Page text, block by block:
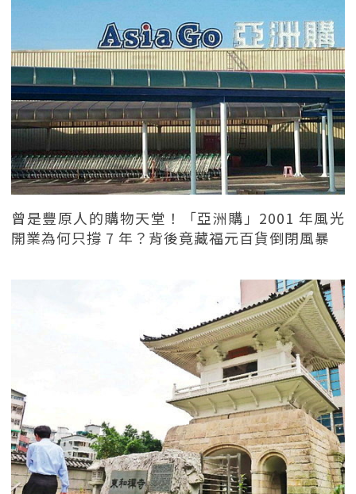
曾是豐原人的購物天堂！「亞洲購」2001 年風光
開業為何只撐 7 年？背後竟藏福元百貨倒閉風暴